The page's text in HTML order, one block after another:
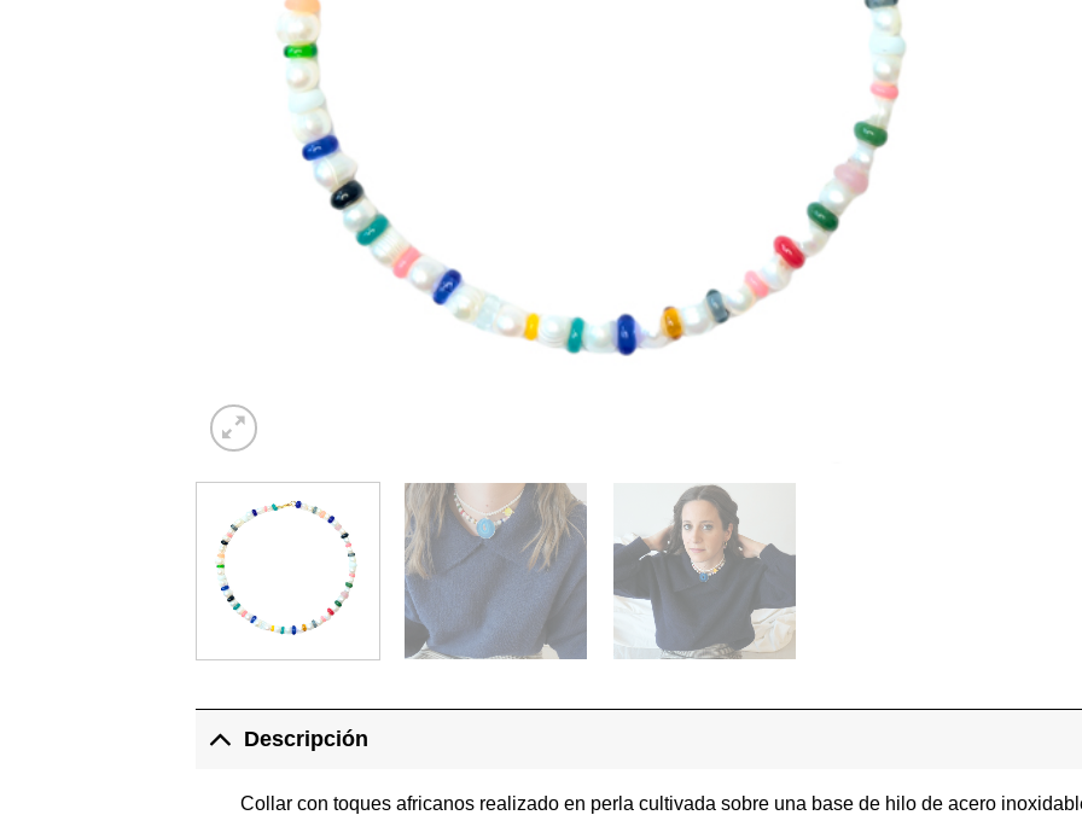
Descripción
Collar con toques africanos realizado en perla cultivada sobre una base de hilo de acero